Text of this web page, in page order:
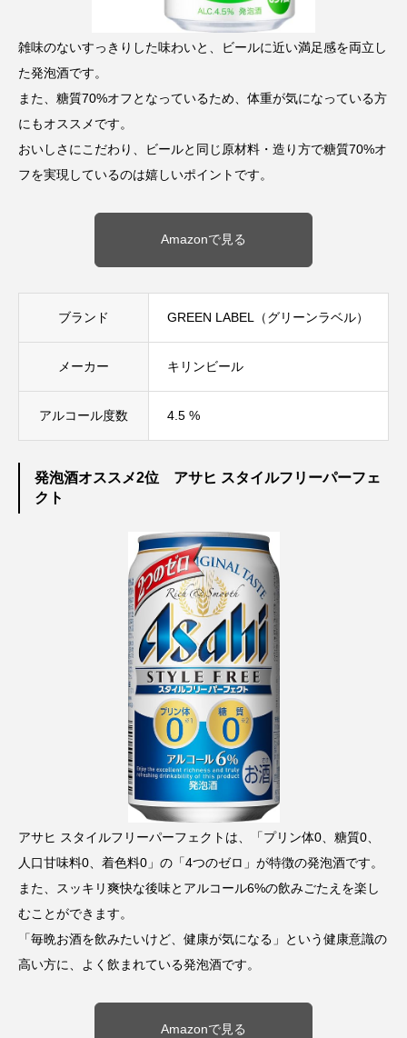
雑味のないすっきりした味わいと、ビールに近い満足感を両立し
た発泡酒です。
また、糖質70%オフとなっているため、体重が気になっている方
にもオススメです。
おいしさにこだわり、ビールと同じ原材料・造り方で糖質70%オ
フを実現しているのは嬉しいポイントです。
Amazonで見る
ブランド GREEN LABEL（グリーンラベル）
メーカー キリンビール
アルコール度数 4.5 %
発泡酒オススメ2位 アサヒ スタイルフリーパーフェ
クト
アサヒ スタイルフリーパーフェクトは、「プリン体0、糖質0、
人口甘味料0、着色料0」の「4つのゼロ」が特徴の発泡酒です。
また、スッキリ爽快な後味とアルコール6%の飲みごたえを楽し
むことができます。
「毎晩お酒を飲みたいけど、健康が気になる」という健康意識の
高い方に、よく飲まれている発泡酒です。
Amazonで見る